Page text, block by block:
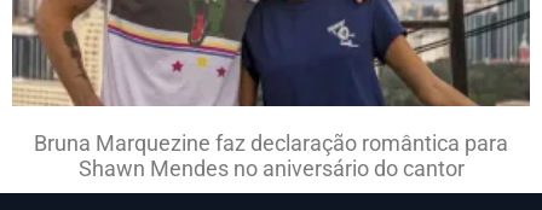
Bruna Marquezine faz declaração romântica para
Shawn Mendes no aniversário do cantor